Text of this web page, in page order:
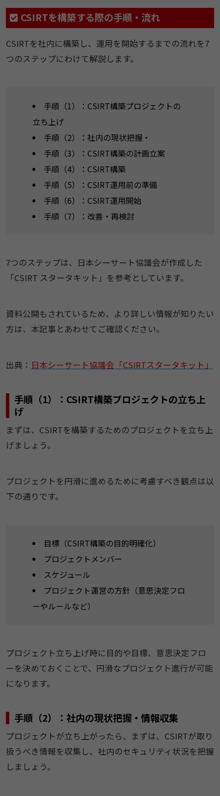
CSIRTを構築する際の手順・流れ
CSIRTを社内に構築し、運用を開始するまでの流れを7
つのステップにわけて解説します。
手順（1）：CSIRT構築プロジェクトの
立ち上げ
手順（2）：社内の現状把握・
手順（3）：CSIRT構築の計画立案
手順（4）：CSIRT構築
手順（5）：CSIRT運用前の準備
手順（6）：CSIRT運用開始
手順（7）：改善・再検討
7つのステップは、日本シーサート協議会が作成した
「CSIRT スタータキット」を参考としています。
資料公開もされているため、より詳しい情報が知りたい
方は、本記事とあわせてご確認ください。
出典： 日本シーサート協議会「CSIRTスタータキット」
手順（1）：CSIRT構築プロジェクトの立ち上
げ
まずは、CSIRTを構築するためのプロジェクトを立ち上
げましょう。
プロジェクトを円滑に進めるために考慮すべき観点は以
下の通りです。
目標（CSIRT構築の目的明確化）
プロジェクトメンバー
スケジュール
プロジェクト運営の方針（意思決定フロ
ーやルールなど）
プロジェクト立ち上げ時に目的や目標、意思決定フロ
ーを決めておくことで、円滑なプロジェクト進行が可能
になります。
手順（2）：社内の現状把握・情報収集
プロジェクトが立ち上がったら、まずは、CSIRTが取り
扱うべき情報を収集し、社内のセキュリティ状況を把握
しましょう。